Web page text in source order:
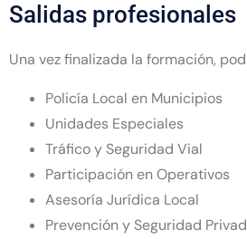
Salidas profesionales
Una vez finalizada la formación,
Policía Local en Municipios
Unidades Especiales
Tráfico y Seguridad Vial
Participación en Operativos
Asesoría Jurídica Local
Prevención y Seguridad